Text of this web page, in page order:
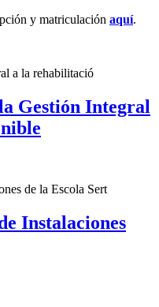
y matriculación aquí.
Gestión Integral
Instalaciones